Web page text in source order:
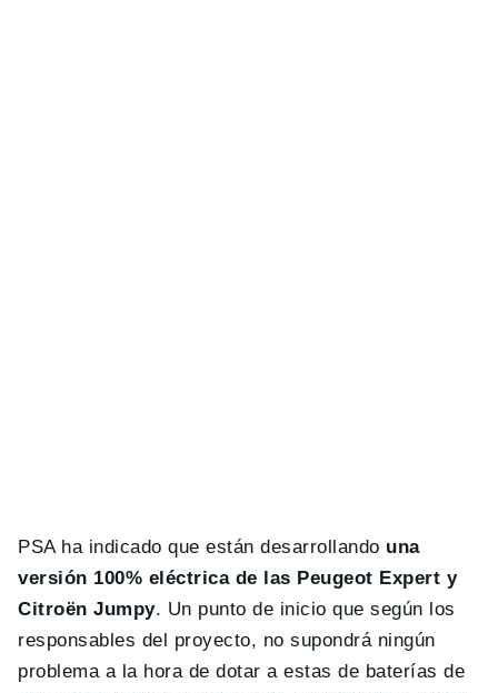
PSA ha indicado que están desarrollando una
versión 100% eléctrica de las Peugeot Expert y
Citroën Jumpy. Un punto de inicio que según los
responsables del proyecto, no supondrá ningún
problema a la hora de dotar a estas de baterías de